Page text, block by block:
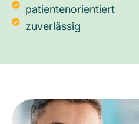
patientenorientiert
zuverlässig